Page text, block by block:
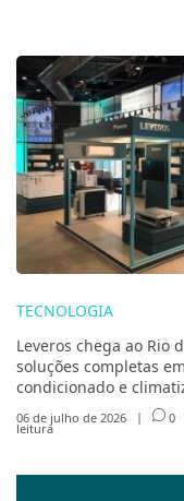
TECNOLOGIA
Leveros chega ao Rio
soluções completas
condicionado e
06 de julho de 2026 | 0
leitura